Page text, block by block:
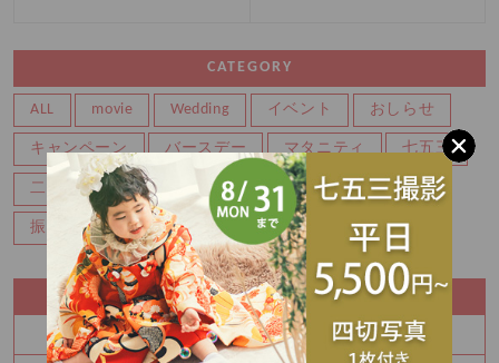
CATEGORY
ALL movie Wedding イベント おしらせ
キャンペーン バースデー マタニティ 七五三
二分の一成人式 写真 成人式前撮り
振袖レンタル 百日 記念写真
RECENT ENTRY
夏休み中にお振袖決めてみませんか